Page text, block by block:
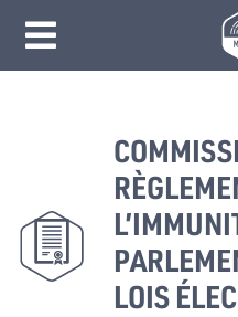
LOIS